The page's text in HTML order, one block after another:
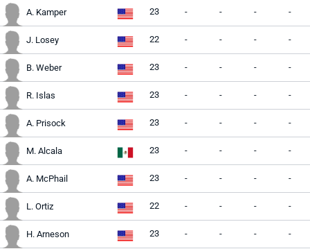
A. Kamper 23 - - - -
J. Losey 22 - - - -
B. Weber 23 - - - -
R. Islas 23 - - - -
A. Prisock 23 - - - -
M. Alcala 23 - - - -
A. McPhail 23 - - - -
L. Ortiz 22 - - - -
H. Arneson 23 - - - -